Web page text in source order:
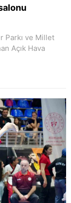
Parkı ve Millet
Açık Hava